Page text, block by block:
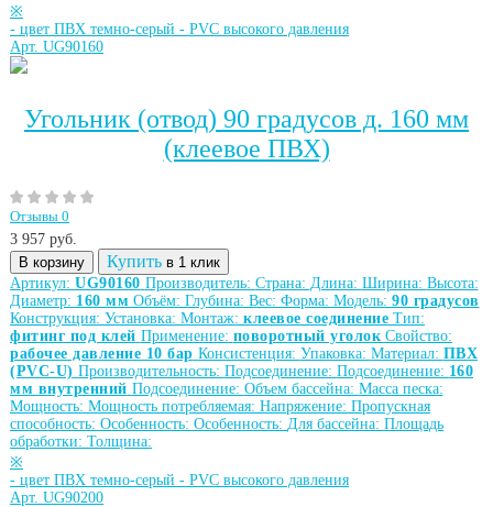
※
- цвет ПВХ темно-серый - PVC высокого давления
Арт. UG90160
Угольник (отвод) 90 градусов д. 160 мм
(клеевое ПВХ)
Отзывы 0
3 957 руб.
В корзину
Купить в 1 клик
Артикул: UG90160 Производитель: Страна: Длина: Ширина: Высота:
Диаметр: 160 мм Объём: Глубина: Вес: Форма: Модель: 90 градусов
Конструкция: Установка: Монтаж: клеевое соединение Тип:
фитинг под клей Применение: поворотный уголок Свойство:
рабочее давление 10 бар Консистенция: Упаковка: Материал: ПВХ
(PVC-U) Производительность: Подсоединение: Подсоединение: 160
мм внутренний Подсоединение: Объем бассейна: Масса песка:
Мощность: Мощность потребляемая: Напряжение: Пропускная
способность: Особенность: Особенность: Для бассейна: Площадь
обработки: Толщина:
※
- цвет ПВХ темно-серый - PVC высокого давления
Арт. UG90200